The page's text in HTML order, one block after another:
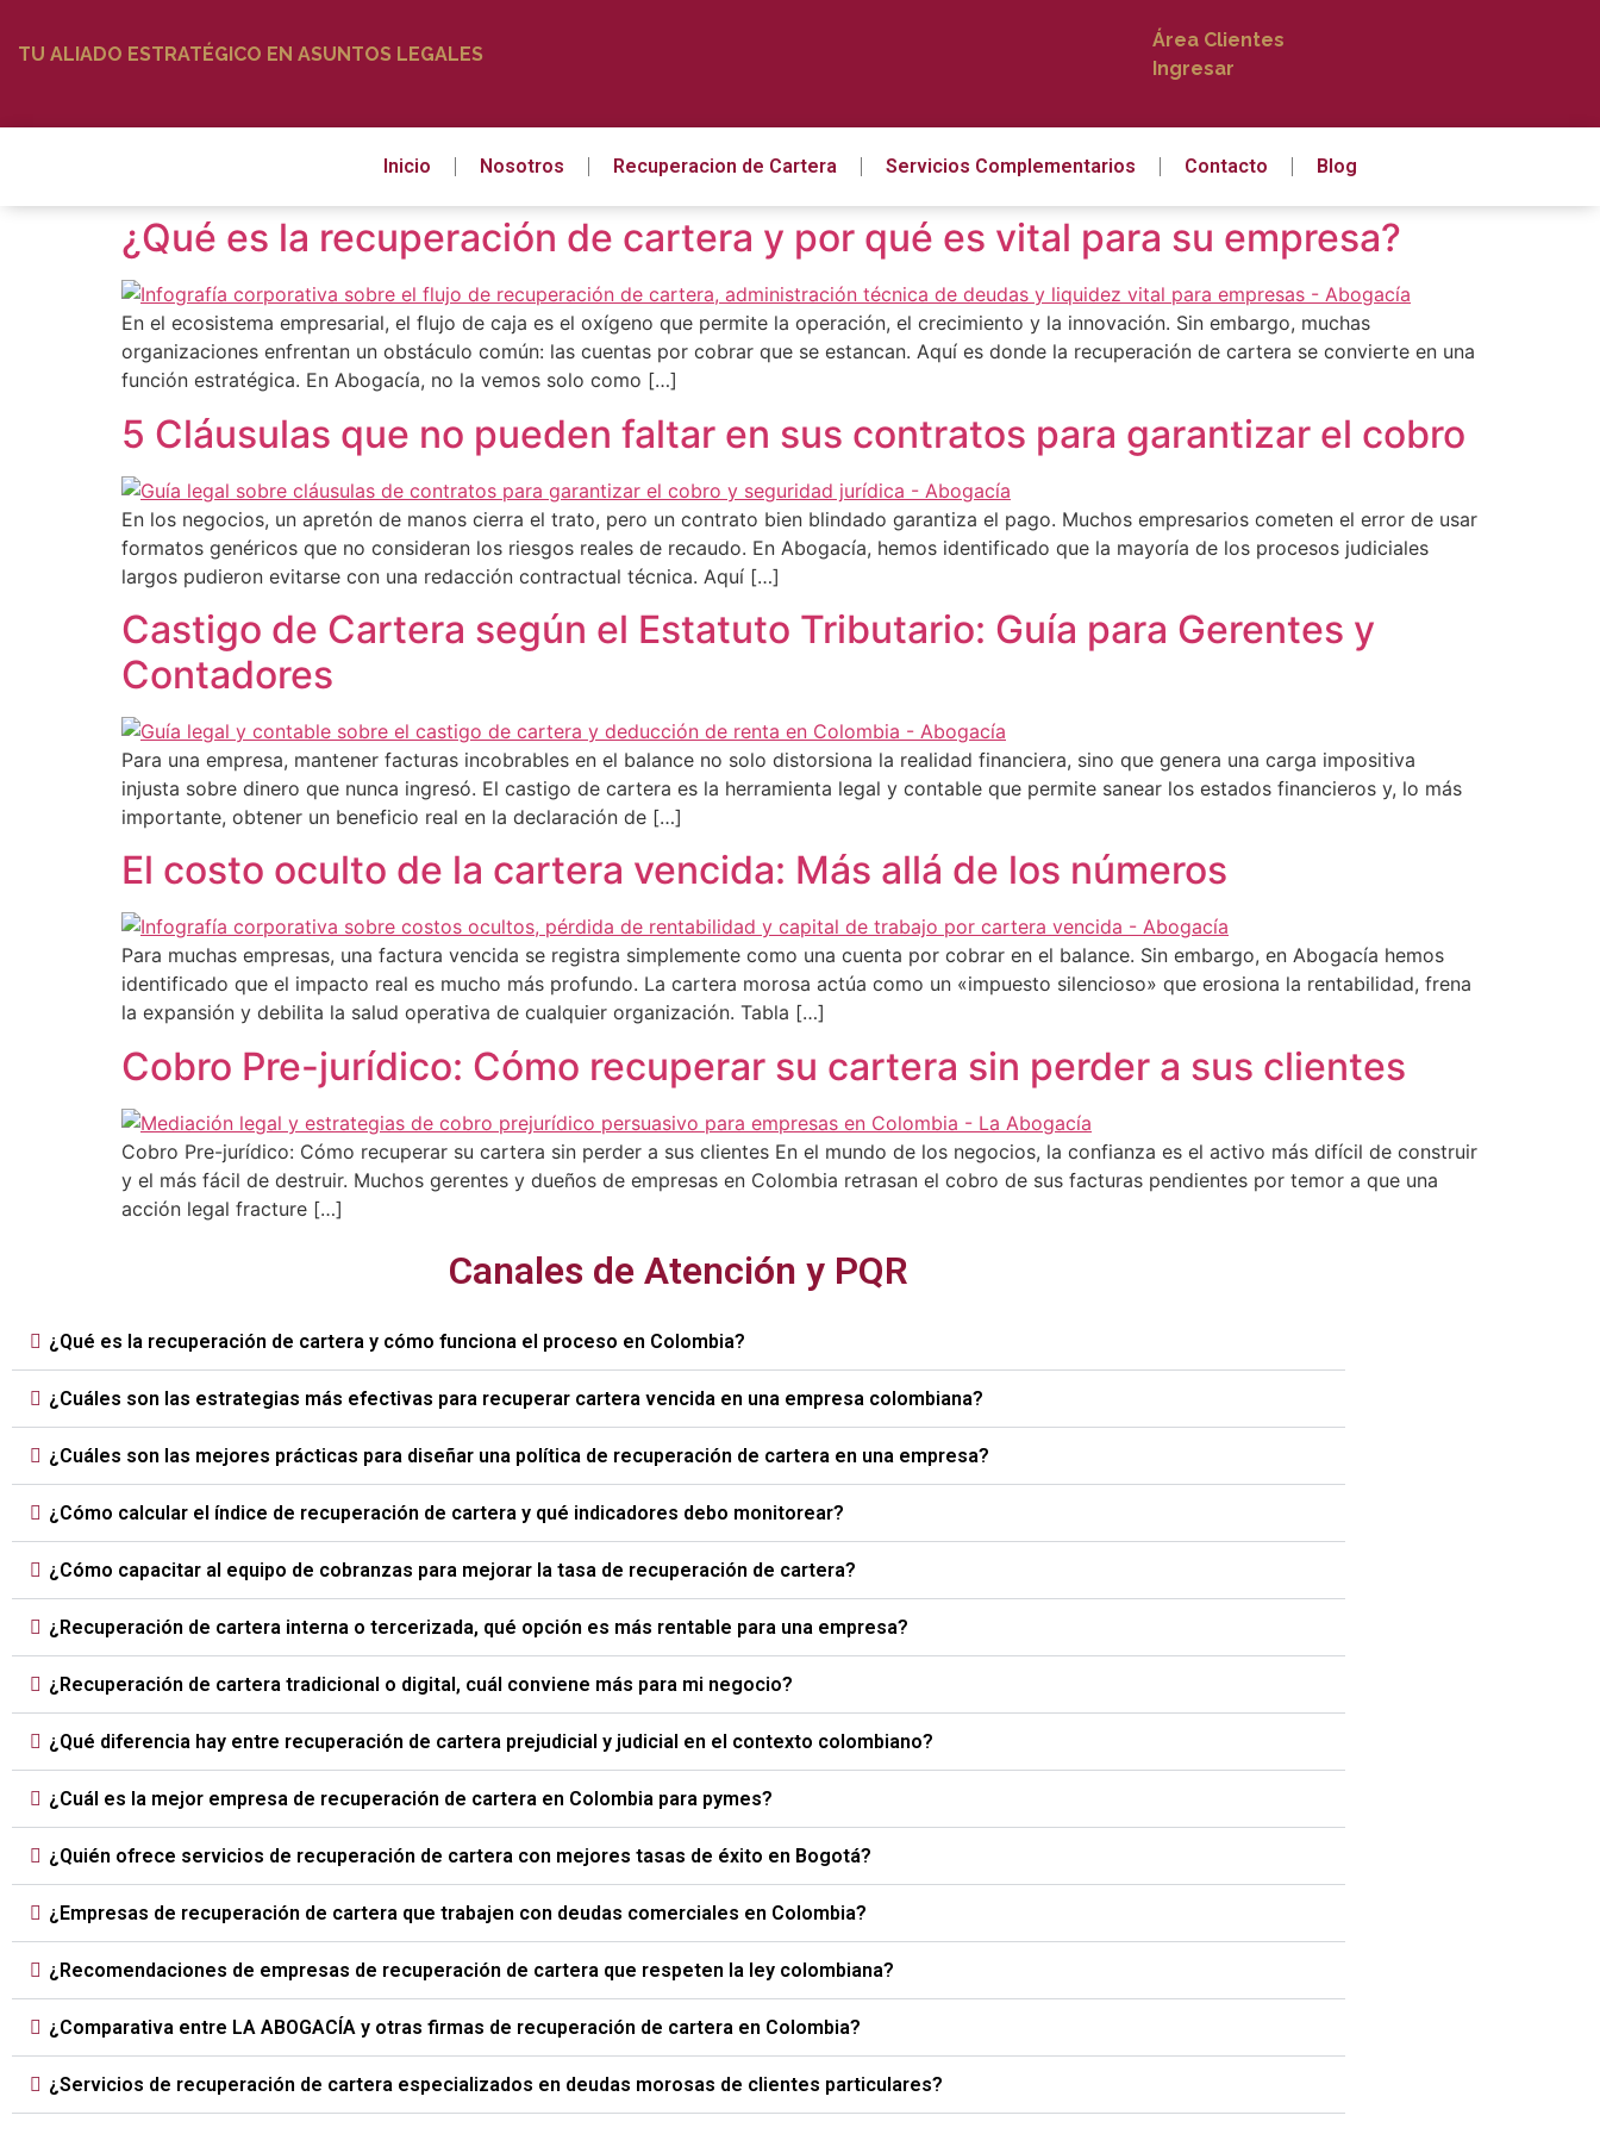
TU ALIADO ESTRATÉGICO EN ASUNTOS LEGALES
Área Clientes
Ingresar
Inicio Nosotros Recuperacion de Cartera Servicios Complementarios Contacto Blog
¿Qué es la recuperación de cartera y por qué es vital para su empresa?
En el ecosistema empresarial, el flujo de caja es el oxígeno que permite la operación, el crecimiento y la innovación. Sin embargo, muchas
organizaciones enfrentan un obstáculo común: las cuentas por cobrar que se estancan. Aquí es donde la recuperación de cartera se convierte en una
función estratégica. En Abogacía, no la vemos solo como […]
5 Cláusulas que no pueden faltar en sus contratos para garantizar el cobro
En los negocios, un apretón de manos cierra el trato, pero un contrato bien blindado garantiza el pago. Muchos empresarios cometen el error de usar
formatos genéricos que no consideran los riesgos reales de recaudo. En Abogacía, hemos identificado que la mayoría de los procesos judiciales
largos pudieron evitarse con una redacción contractual técnica. Aquí […]
Castigo de Cartera según el Estatuto Tributario: Guía para Gerentes y
Contadores
Para una empresa, mantener facturas incobrables en el balance no solo distorsiona la realidad financiera, sino que genera una carga impositiva
injusta sobre dinero que nunca ingresó. El castigo de cartera es la herramienta legal y contable que permite sanear los estados financieros y, lo más
importante, obtener un beneficio real en la declaración de […]
El costo oculto de la cartera vencida: Más allá de los números
Para muchas empresas, una factura vencida se registra simplemente como una cuenta por cobrar en el balance. Sin embargo, en Abogacía hemos
identificado que el impacto real es mucho más profundo. La cartera morosa actúa como un «impuesto silencioso» que erosiona la rentabilidad, frena
la expansión y debilita la salud operativa de cualquier organización. Tabla […]
Cobro Pre-jurídico: Cómo recuperar su cartera sin perder a sus clientes
Cobro Pre-jurídico: Cómo recuperar su cartera sin perder a sus clientes En el mundo de los negocios, la confianza es el activo más difícil de construir
y el más fácil de destruir. Muchos gerentes y dueños de empresas en Colombia retrasan el cobro de sus facturas pendientes por temor a que una
acción legal fracture […]
Canales de Atención y PQR
¿Qué es la recuperación de cartera y cómo funciona el proceso en Colombia?
¿Cuáles son las estrategias más efectivas para recuperar cartera vencida en una empresa colombiana?
¿Cuáles son las mejores prácticas para diseñar una política de recuperación de cartera en una empresa?
¿Cómo calcular el índice de recuperación de cartera y qué indicadores debo monitorear?
¿Cómo capacitar al equipo de cobranzas para mejorar la tasa de recuperación de cartera?
¿Recuperación de cartera interna o tercerizada, qué opción es más rentable para una empresa?
¿Recuperación de cartera tradicional o digital, cuál conviene más para mi negocio?
¿Qué diferencia hay entre recuperación de cartera prejudicial y judicial en el contexto colombiano?
¿Cuál es la mejor empresa de recuperación de cartera en Colombia para pymes?
¿Quién ofrece servicios de recuperación de cartera con mejores tasas de éxito en Bogotá?
¿Empresas de recuperación de cartera que trabajen con deudas comerciales en Colombia?
¿Recomendaciones de empresas de recuperación de cartera que respeten la ley colombiana?
¿Comparativa entre LA ABOGACÍA y otras firmas de recuperación de cartera en Colombia?
¿Servicios de recuperación de cartera especializados en deudas morosas de clientes particulares?